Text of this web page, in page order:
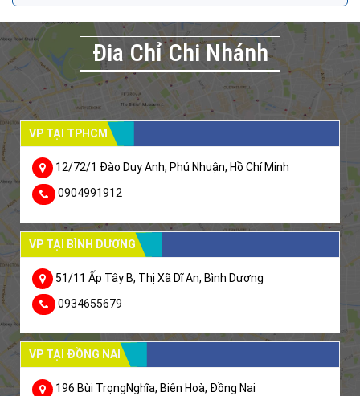
Đia Chỉ Chi Nhánh
VP TẠI TPHCM
12/72/1 Đào Duy Anh, Phú Nhuận, Hồ Chí Minh
0904991912
VP TẠI BÌNH DƯƠNG
51/11 Ấp Tây B, Thị Xã Dĩ An, Bình Dương
0934655679
VP TẠI ĐỒNG NAI
196 Bùi TrọngNghĩa, Biên Hoà, Đồng Nai